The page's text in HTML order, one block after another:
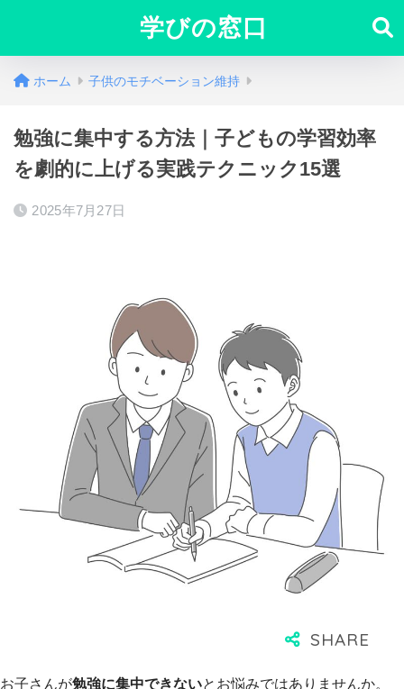
学びの窓口
ホーム 子供のモチベーション維持
勉強に集中する方法｜子どもの学習効率
を劇的に上げる実践テクニック15選
2025年7月27日
お子さんが勉強に集中できないとお悩みではありませんか。